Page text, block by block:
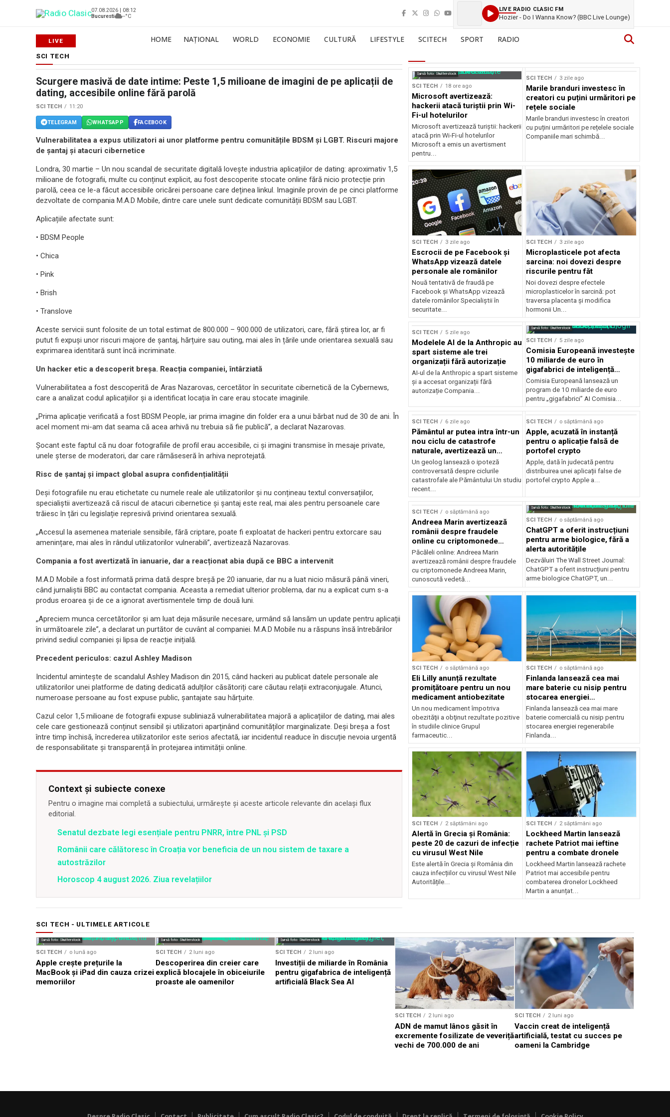
07.08.2026 | 08:12
Bucuresti
--°C
LIVE RADIO CLASIC FM
Hozier - Do I Wanna Know? (BBC Live Lounge)
HOME NAȚIONAL WORLD ECONOMIE CULTURĂ LIFESTYLE SCITECH SPORT RADIO
SCI TECH
Scurgere masivă de date intime: Peste 1,5 milioane de imagini de pe aplicații de
dating, accesibile online fără parolă
SCI TECH 11:20
TELEGRAM WHATSAPP FACEBOOK
Vulnerabilitatea a expus utilizatori ai unor platforme pentru comunitățile BDSM și LGBT. Riscuri majore
de șantaj și atacuri cibernetice
Londra, 30 martie – Un nou scandal de securitate digitală lovește industria aplicațiilor de dating: aproximativ 1,5
milioane de fotografii, multe cu conținut explicit, au fost descoperite stocate online fără nicio protecție prin
parolă, ceea ce le-a făcut accesibile oricărei persoane care deținea linkul. Imaginile provin de pe cinci platforme
dezvoltate de compania M.A.D Mobile, dintre care unele sunt dedicate comunității BDSM sau LGBT.
Aplicațiile afectate sunt:
• BDSM People
• Chica
• Pink
• Brish
• Translove
Aceste servicii sunt folosite de un total estimat de 800.000 – 900.000 de utilizatori, care, fără știrea lor, ar fi
putut fi expuși unor riscuri majore de șantaj, hărțuire sau outing, mai ales în țările unde orientarea sexuală sau
exprimarea identitară sunt încă incriminate.
Un hacker etic a descoperit breșa. Reacția companiei, întârziată
Vulnerabilitatea a fost descoperită de Aras Nazarovas, cercetător în securitate cibernetică de la Cybernews,
care a analizat codul aplicațiilor și a identificat locația în care erau stocate imaginile.
„Prima aplicație verificată a fost BDSM People, iar prima imagine din folder era a unui bărbat nud de 30 de ani. În
acel moment mi-am dat seama că acea arhivă nu trebuia să fie publică”, a declarat Nazarovas.
Șocant este faptul că nu doar fotografiile de profil erau accesibile, ci și imagini transmise în mesaje private,
unele șterse de moderatori, dar care rămăseseră în arhiva neprotejată.
Risc de șantaj și impact global asupra confidențialității
Deși fotografiile nu erau etichetate cu numele reale ale utilizatorilor și nu conțineau textul conversațiilor,
specialiștii avertizează că riscul de atacuri cibernetice și șantaj este real, mai ales pentru persoanele care
trăiesc în țări cu legislație represivă privind orientarea sexuală.
„Accesul la asemenea materiale sensibile, fără criptare, poate fi exploatat de hackeri pentru extorcare sau
amenințare, mai ales în rândul utilizatorilor vulnerabili”, avertizează Nazarovas.
Compania a fost avertizată în ianuarie, dar a reacționat abia după ce BBC a intervenit
M.A.D Mobile a fost informată prima dată despre breșă pe 20 ianuarie, dar nu a luat nicio măsură până vineri,
când jurnaliștii BBC au contactat compania. Aceasta a remediat ulterior problema, dar nu a explicat cum s-a
produs eroarea și de ce a ignorat avertismentele timp de două luni.
„Apreciem munca cercetătorilor și am luat deja măsurile necesare, urmând să lansăm un update pentru aplicații
în următoarele zile”, a declarat un purtător de cuvânt al companiei. M.A.D Mobile nu a răspuns însă întrebărilor
privind sediul companiei și lipsa de reacție inițială.
Precedent periculos: cazul Ashley Madison
Incidentul amintește de scandalul Ashley Madison din 2015, când hackeri au publicat datele personale ale
utilizatorilor unei platforme de dating dedicată adulților căsătoriți care căutau relații extraconjugale. Atunci,
numeroase persoane au fost expuse public, șantajate sau hărțuite.
Cazul celor 1,5 milioane de fotografii expuse subliniază vulnerabilitatea majoră a aplicațiilor de dating, mai ales
cele care gestionează conținut sensibil și utilizatori aparținând comunităților marginalizate. Deși breșa a fost
între timp închisă, încrederea utilizatorilor este serios afectată, iar incidentul readuce în discuție nevoia urgentă
de responsabilitate și transparență în protejarea intimității online.
Context și subiecte conexe
Pentru o imagine mai completă a subiectului, urmărește și aceste articole relevante din același flux
editorial.
Senatul dezbate legi esențiale pentru PNRR, între PNL și PSD
Românii care călătoresc în Croația vor beneficia de un nou sistem de taxare a
autostrăzilor
Horoscop 4 august 2026. Ziua revelațiilor
Sursă foto: Shutterstock
SCI TECH 18 ore ago
Microsoft avertizează:
hackerii atacă turiștii prin Wi-
Fi-ul hotelurilor
Microsoft avertizează turiștii: hackerii
atacă prin Wi-Fi-ul hotelurilor
Microsoft a emis un avertisment
pentru...
SCI TECH 3 zile ago
Marile branduri investesc în
creatori cu puțini urmăritori pe
rețele sociale
Marile branduri investesc în creatori
cu puțini urmăritori pe rețelele sociale
Companiile mari schimbă...
SCI TECH 3 zile ago
Escrocii de pe Facebook și
WhatsApp vizează datele
personale ale românilor
Nouă tentativă de fraudă pe
Facebook și WhatsApp vizează
datele românilor Specialiștii în
securitate...
SCI TECH 3 zile ago
Microplasticele pot afecta
sarcina: noi dovezi despre
riscurile pentru făt
Noi dovezi despre efectele
microplasticelor în sarcină: pot
traversa placenta și modifica
hormonii Un...
SCI TECH 5 zile ago
Modelele AI de la Anthropic au
spart sisteme ale trei
organizații fără autorizație
AI-ul de la Anthropic a spart sisteme
și a accesat organizații fără
autorizație Compania...
Sursă foto: Shutterstock
SCI TECH 5 zile ago
Comisia Europeană investește
10 miliarde de euro în
gigafabrici de inteligență
artificială
Comisia Europeană lansează un
program de 10 miliarde de euro
pentru „gigafabrici” AI Comisia...
SCI TECH 6 zile ago
Pământul ar putea intra într-un
nou ciclu de catastrofe
naturale, avertizează un
geolog
Un geolog lansează o ipoteză
controversată despre ciclurile
catastrofale ale Pământului Un studiu
recent...
SCI TECH o săptămână ago
Apple, acuzată în instanță
pentru o aplicație falsă de
portofel crypto
Apple, dată în judecată pentru
distribuirea unei aplicații false de
portofel crypto Apple a...
SCI TECH o săptămână ago
Andreea Marin avertizează
românii despre fraudele
online cu criptomonede
folosindu-i imaginea
Păcăleli online: Andreea Marin
avertizează românii despre fraudele
cu criptomonede Andreea Marin,
cunoscută vedetă...
Sursă foto: Shutterstock
SCI TECH o săptămână ago
ChatGPT a oferit instrucțiuni
pentru arme biologice, fără a
alerta autoritățile
Dezvăluiri The Wall Street Journal:
ChatGPT a oferit instrucțiuni pentru
arme biologice ChatGPT, un...
SCI TECH o săptămână ago
Eli Lilly anunță rezultate
promițătoare pentru un nou
medicament antiobezitate
Un nou medicament împotriva
obezităţii a obţinut rezultate pozitive
în studiile clinice Grupul
farmaceutic...
SCI TECH o săptămână ago
Finlanda lansează cea mai
mare baterie cu nisip pentru
stocarea energiei
regenerabile
Finlanda lansează cea mai mare
baterie comercială cu nisip pentru
stocarea energiei regenerabile
Finlanda...
SCI TECH 2 săptămâni ago
Alertă în Grecia și România:
peste 20 de cazuri de infecție
cu virusul West Nile
Este alertă în Grecia și România din
cauza infecțiilor cu virusul West Nile
Autoritățile...
SCI TECH 2 săptămâni ago
Lockheed Martin lansează
rachete Patriot mai ieftine
pentru a combate dronele
Lockheed Martin lansează rachete
Patriot mai accesibile pentru
combaterea dronelor Lockheed
Martin a anunțat...
SCI TECH - ULTIMELE ARTICOLE
Sursă foto: Shutterstock
SCI TECH o lună ago
Apple crește prețurile la
MacBook și iPad din cauza crizei
memoriilor
Sursă foto: Shutterstock
SCI TECH 2 luni ago
Descoperirea din creier care
explică blocajele în obiceiurile
proaste ale oamenilor
Sursă foto: Shutterstock
SCI TECH 2 luni ago
Investiții de miliarde în România
pentru gigafabrica de inteligență
artificială Black Sea AI
SCI TECH 2 luni ago
ADN de mamut lânos găsit în
excremente fosilizate de veveriță
vechi de 700.000 de ani
SCI TECH 2 luni ago
Vaccin creat de inteligență
artificială, testat cu succes pe
oameni la Cambridge